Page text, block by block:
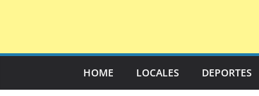
HOME LOCALES DEPORTES